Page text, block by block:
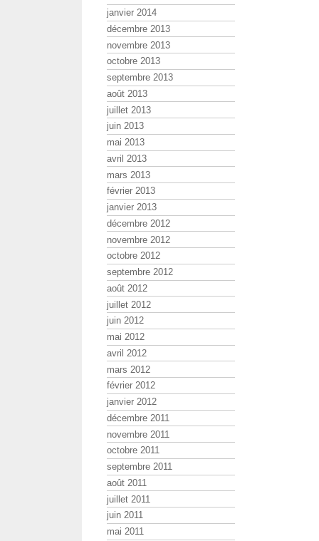
janvier 2014
décembre 2013
novembre 2013
octobre 2013
septembre 2013
août 2013
juillet 2013
juin 2013
mai 2013
avril 2013
mars 2013
février 2013
janvier 2013
décembre 2012
novembre 2012
octobre 2012
septembre 2012
août 2012
juillet 2012
juin 2012
mai 2012
avril 2012
mars 2012
février 2012
janvier 2012
décembre 2011
novembre 2011
octobre 2011
septembre 2011
août 2011
juillet 2011
juin 2011
mai 2011